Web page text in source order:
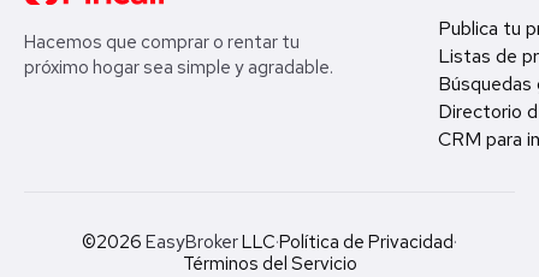
Hacemos que comprar o rentar tu
próximo hogar sea simple y agradable.
Publica tu
Listas de
Búsquedas
Directorio
CRM para
©2026 EasyBrokerLLC·Política de Privacidad·
Términos del Servicio